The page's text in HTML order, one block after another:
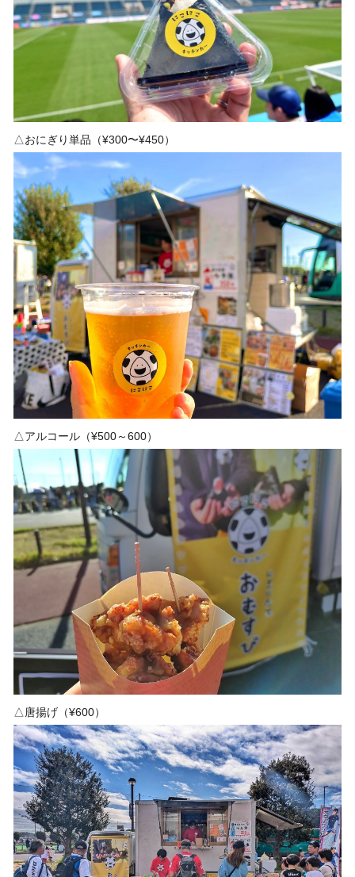
△おにぎり単品（¥300〜¥450）
△アルコール（¥500～600）
△唐揚げ（¥600）